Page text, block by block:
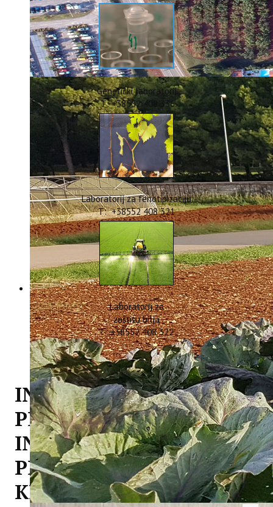
Genetički laboratorij
T: +38552 408 336
Laboratorij za fenotipizaciju
T: +38552 408 321
Laboratorij za
zaštitu bilja
T: +38552 408 322
INFORMACIJE O
PROVEDBI
INFRASTRUKTURNOG
PROJEKTA
KK.01.1.1.09.0030